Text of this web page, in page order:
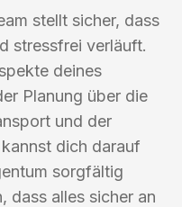
stellt sicher, dass
stressfrei verläuft.
deines
Planung über die
und der
dich darauf
sorgfältig
dass alles sicher an